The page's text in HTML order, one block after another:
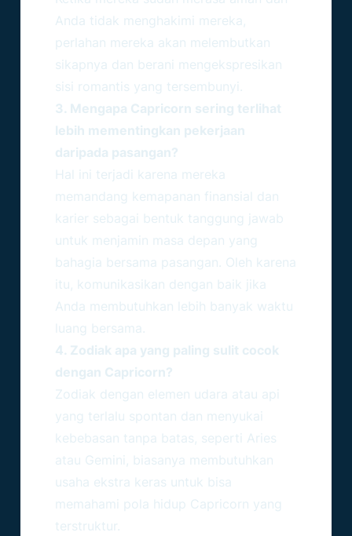
Anda tidak menghakimi mereka,
perlahan mereka akan melembutkan
sikapnya dan berani mengekspresikan
sisi romantis yang tersembunyi.
3. Mengapa Capricorn sering terlihat
lebih mementingkan pekerjaan
daripada pasangan?
Hal ini terjadi karena mereka
memandang kemapanan finansial dan
karier sebagai bentuk tanggung jawab
untuk menjamin masa depan yang
bahagia bersama pasangan. Oleh karena
itu, komunikasikan dengan baik jika
Anda membutuhkan lebih banyak waktu
luang bersama.
4. Zodiak apa yang paling sulit cocok
dengan Capricorn?
Zodiak dengan elemen udara atau api
yang terlalu spontan dan menyukai
kebebasan tanpa batas, seperti Aries
atau Gemini, biasanya membutuhkan
usaha ekstra keras untuk bisa
memahami pola hidup Capricorn yang
terstruktur.